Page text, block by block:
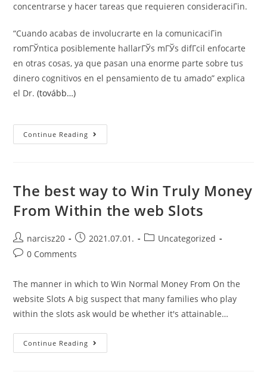
concentrarse y hacer tareas que requieren consideraciГіn.
“Cuando acabas de involucrarte en la comunicaciГіn
romГЎntica posiblemente hallarГЎs mГЎs difГ­cil enfocarte
en otras cosas, ya que pasan una enorme parte sobre tus
dinero cognitivos en el pensamiento de tu amado” explica
el Dr.(tovább…)
Continue Reading 8
ExtraГ±os
Apego
The best way to Win Truly Money
From Within the web Slots
Post
author:
narcisz20
Post
published:
2021.07.01.
PostUncategorized
Post0 Comments
The manner in which to Win Normal Money From On the
website Slots A big suspect that many families who play
within the slots ask would be whether it's attainable…
Continue Reading The
Best